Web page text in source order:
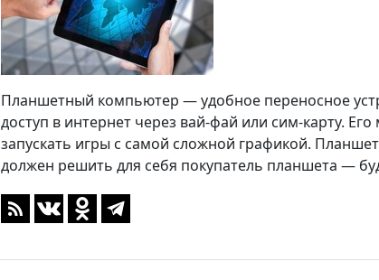
Планшетный компьютер — удобное переносное
доступ в интернет через вай-фай или сим-карту.
запускать игры с самой сложной графикой.
должен решить для себя покупатель планшета —